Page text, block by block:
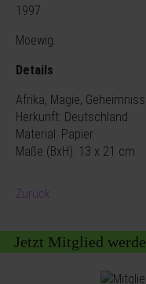
1997.
Moewig.
Details
Afrika, Magie,
Herkunft: Deutschland
Material: Papier
Maße (BxH): 13 x 21 cm
Zurück
Jetzt Mitglied